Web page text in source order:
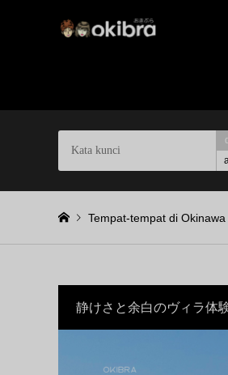
Tempat-tempat di Okinawa
静けさと余白のヴィラ体